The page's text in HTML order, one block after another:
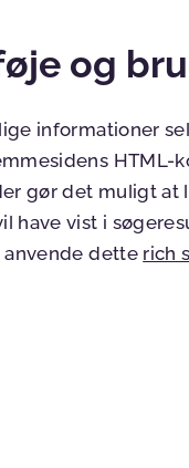
og
informationer
HTML-
gør det muligt at
have vist i
anvende dette rich